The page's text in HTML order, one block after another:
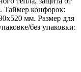
Таймер конфорок:
мм. Размер для
без упаковки: